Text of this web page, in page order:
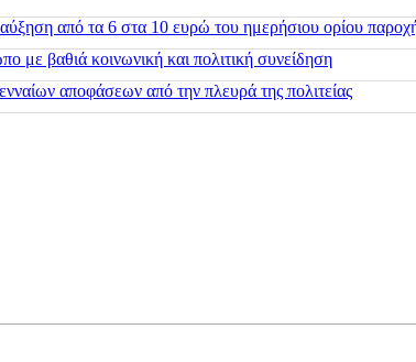
από τα 6 στα 10 ευρώ του ημερήσιου ορίου
με βαθιά κοινωνική και πολιτική συνείδηση
αποφάσεων από την πλευρά της πολιτείας